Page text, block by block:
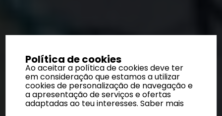
Política de cookies
Ao aceitar a política de cookies deve ter
em consideração que estamos a utilizar
cookies de personalização de navegação e
a apresentação de serviços e ofertas
adaptadas ao teu interesses.Saber mais